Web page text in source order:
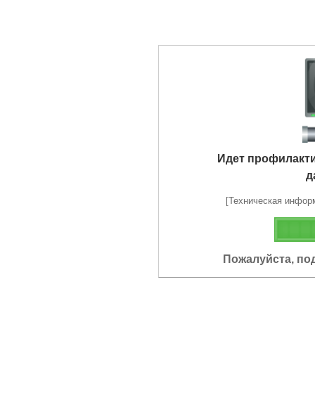
Идет
[Техническая
Пожалуйста,